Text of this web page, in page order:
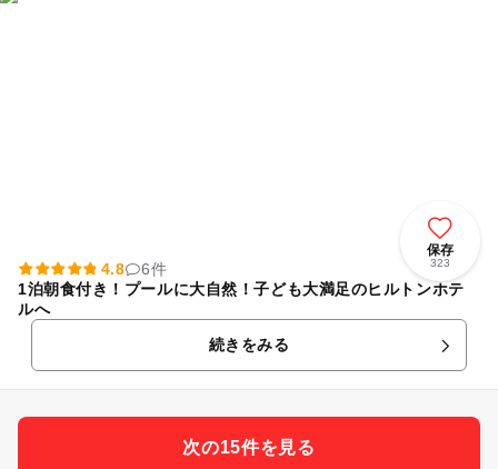
保存
323
4.8
6件
1泊朝食付き！プールに大自然！子ども大満足のヒルトンホテ
ルへ
続きをみる
次の15件を見る